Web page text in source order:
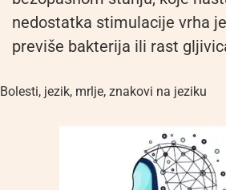
nedostatka stimulacije vrha
previše bakterija ili rast
Bolesti, jezik, mrlje, znakovi na jeziku